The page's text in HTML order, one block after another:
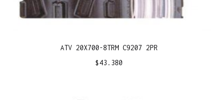
ATV 20X700-8TRM C9207 2PR
$43.380